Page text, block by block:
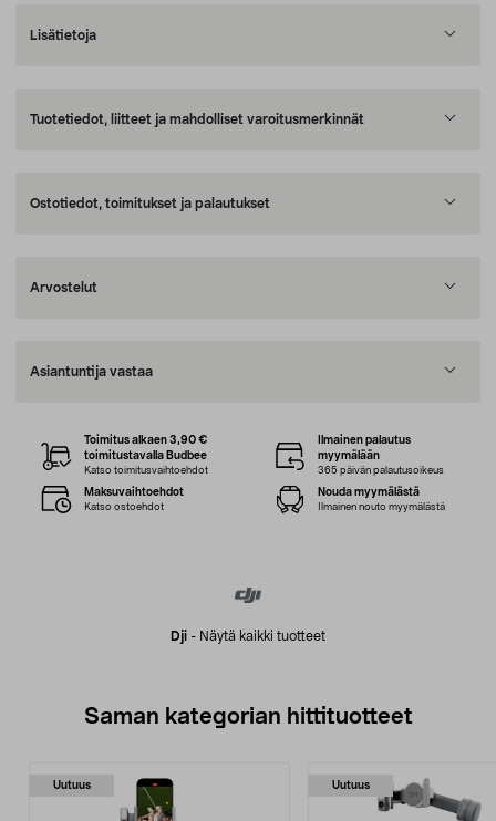
Lisätietoja
Tuotetiedot, liitteet ja mahdolliset varoitusmerkinnät
Ostotiedot, toimitukset ja palautukset
Arvostelut
Asiantuntija vastaa
Dji - Näytä kaikki tuotteet
Toimitus alkaen 3,90 €
toimitustavalla Budbee
Katso toimitusvaihtoehdot
Ilmainen palautus
myymälään
365 päivän palautusoikeus
Maksuvaihtoehdot
Katso ostoehdot
Nouda myymälästä
Ilmainen nouto myymälästä
Saman kategorian hittituotteet
Uutuus Uutuus